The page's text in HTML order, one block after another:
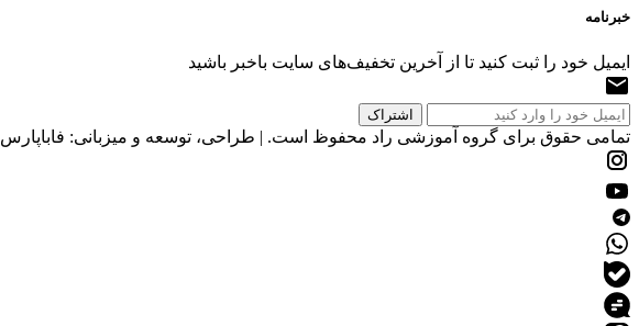
خبرنامه
ایمیل خود را ثبت کنید تا از آخرین تخفیف‌های سایت باخبر باشید
تمامی حقوق برای گروه آموزشی راد محفوظ است. | طراحی، توسعه و میزبانی: فاباپارس